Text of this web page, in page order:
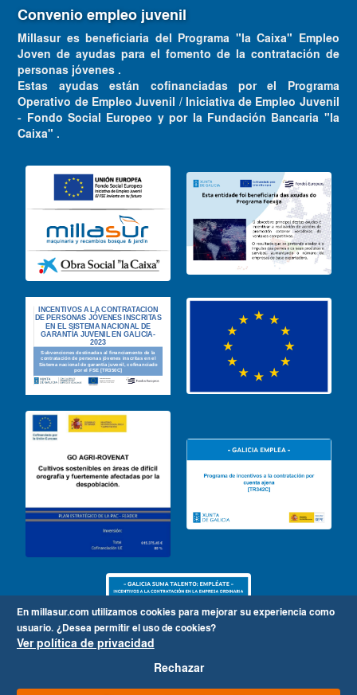
Convenio empleo juvenil
Millasur es beneficiaria del Programa "la Caixa" Empleo
Joven de ayudas para el fomento de la contratación de
personas jóvenes .
Estas ayudas están cofinanciadas por el Programa
Operativo de Empleo Juvenil / Iniciativa de Empleo Juvenil
- Fondo Social Europeo y por la Fundación Bancaria "la
Caixa" .
En millasur.com utilizamos cookies para mejorar su experiencia como
usuario. ¿Desea permitir el uso de cookies?
Ver política de privacidad
Rechazar